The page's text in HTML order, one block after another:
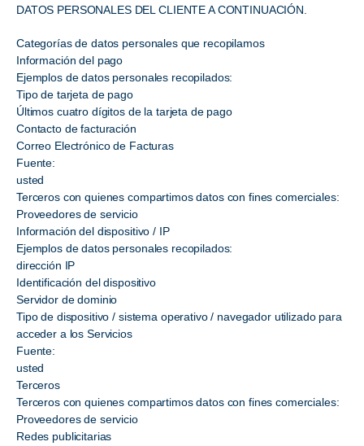
DATOS PERSONALES DEL CLIENTE A CONTINUACIÓN.
Categorías de datos personales que recopilamos
Información del pago
Ejemplos de datos personales recopilados:
Tipo de tarjeta de pago
Últimos cuatro dígitos de la tarjeta de pago
Contacto de facturación
Correo Electrónico de Facturas
Fuente:
usted
Terceros con quienes compartimos datos con fines comerciales:
Proveedores de servicio
Información del dispositivo / IP
Ejemplos de datos personales recopilados:
dirección IP
Identificación del dispositivo
Servidor de dominio
Tipo de dispositivo / sistema operativo / navegador utilizado para
acceder a los Servicios
Fuente:
usted
Terceros
Terceros con quienes compartimos datos con fines comerciales:
Proveedores de servicio
Redes publicitarias